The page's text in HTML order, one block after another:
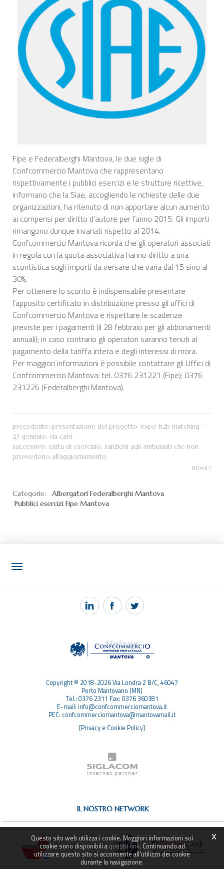
Fipe e Federalberghi Mantova, le due sigle di
Confcommercio Mantova che rappresentano
rispettivamente i pubblici esercizi e le strutture ricettive,
informano che la Siae, accogliendo le richieste delle due
organizzazioni, ha ritenuto di non apportare alcun aumento
ai compensi per diritto d’autore per l’anno 2015. Gli importi
rimangono dunque invariati rispetto al 2014.
Confcommercio Mantova ricorda che gli operatori associati
in regola con la quota associativa hanno diritto a una
scontistica sugli importi da versare che varia dal 15 sino al
30%.
Per ottenere lo sconto è indispensabile presentare
l’apposito certificato in distribuzione presso gli uffici di
Confcommercio Mantova e rispettare le scadenze
previste per i pagamenti (il 28 febbraio per gli abbonamenti
annuali); in caso contrario gli operatori saranno tenuti al
pagamento della tariffa intera e degli interessi di mora.
Per maggiori informazioni è possibile contattare gli Uffici di
Confcommercio Mantova: tel. 0376 231221 (Fipe); 0376
231226 (Federalberghi Mantova).
precedente: presentazione del progetto 'expo b2b matching' -
23 gennaio, via calvi
successivo: carta di esercizio, sanzioni agli ambulanti che non
provvedono all'aggiornamento
news
Categorie: Albergatori Federalberghi Mantova
Pubblici esercizi Fipe Mantova
NOTIZIE
PEC MANTOVA MAIL
Copyright © 2018-2026 Via Londra 2 B/C, 46047
Porto Mantovano (MN)
Tel.: 0376 2311 Fax: 0376 360381
E-mail: info@confcommerciomantova.it
PEC: confcommerciomantova@mantovamail.it
[Privacy e Cookie Policy]
x
Questo sito web utilizza i cookie. Maggiori informazioni sui
cookie sono disponibili a questo link. Continuando ad
utilizzare questo sito si acconsente all'utilizzo dei cookie
durante la navigazione.
IL NOSTRO NETWORK